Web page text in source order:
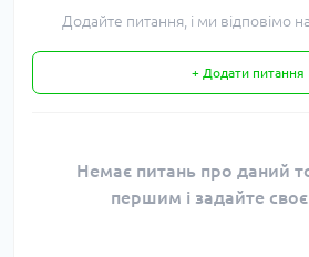
Додайте питання, і ми відповімо
+ Додати питання
Немає питань про даний
першим і задайте